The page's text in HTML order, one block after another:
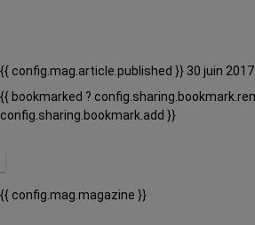
{{ config.mag.article.published }} 30 juin 2017
{{ bookmarked ?
config.sharing.bookmark.add }}
{{ config.mag.magazine }}